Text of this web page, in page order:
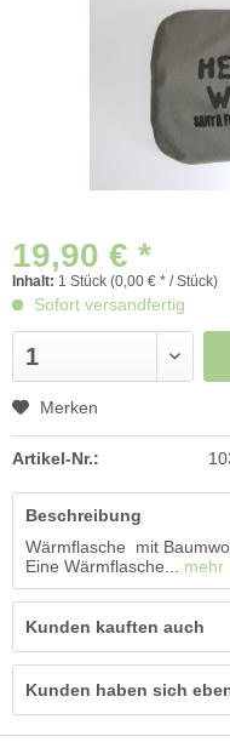
19,90 € *
Inhalt: 1 Stück (0,00 € * / Stück)
Sofort versandfertig
Merken
Artikel-Nr.:
Beschreibung
Wärmflasche mit
Eine Wärmflasche...
mehr
Kunden kauften auch
Kunden haben sich